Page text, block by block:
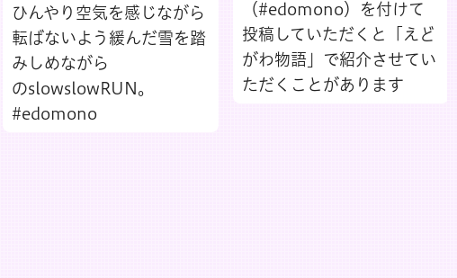
ひんやり空気を感じながら
転ばないよう緩んだ雪を踏
みしめながら
のslowslowRUN。
#edomono
（#edomono）を付けて
投稿していただくと「えど
がわ物語」で紹介させてい
ただくことがあります